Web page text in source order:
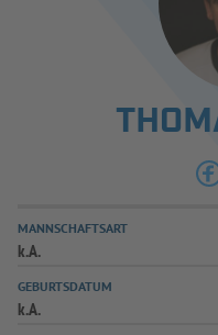
SPIELBETRIEB &
AUSBILDUNG &
MANNSCHAFTSART
k.A.
GEBURTSDATUM
k.A.